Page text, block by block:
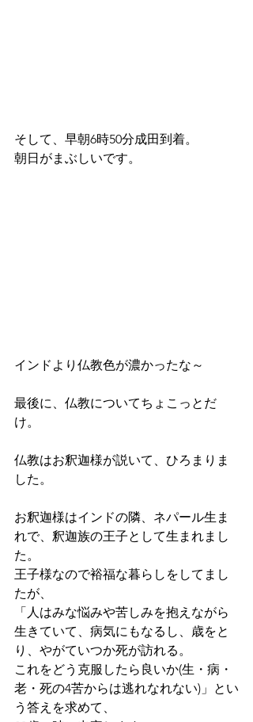
そして、早朝6時50分成田到着。
朝日がまぶしいです。
インドより仏教色が濃かったな～
最後に、仏教についてちょこっとだ
け。
仏教はお釈迦様が説いて、ひろまりま
した。
お釈迦様はインドの隣、ネパール生ま
れで、釈迦族の王子として生まれまし
た。
王子様なので裕福な暮らしをしてまし
たが、
「人はみな悩みや苦しみを抱えながら
生きていて、病気にもなるし、歳をと
り、やがていつか死が訪れる。
これをどう克服したら良いか(生・病・
老・死の4苦からは逃れなれない)」とい
う答えを求めて、